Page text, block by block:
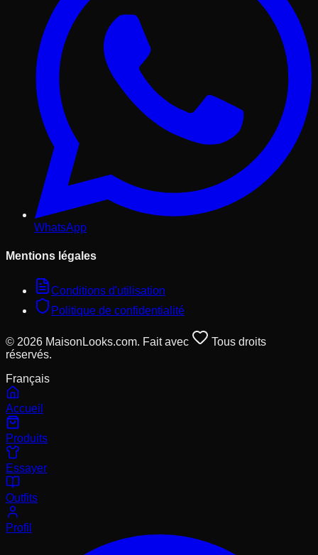
WhatsApp
Mentions légales
Conditions d'utilisation
Politique de confidentialité
© 2026 MaisonLooks.com. Fait avec
Tous droits
réservés.
Français
Accueil
Produits
Essayer
Outfits
Profil